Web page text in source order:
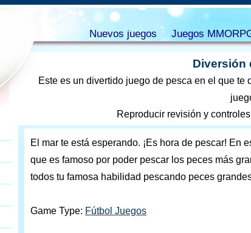
Diversión
Este es un divertido juego de pesca en el que
Reproducir revisión y
El mar te está esperando. ¡Es hora de pescar! En
que es famoso por poder pescar los peces más
todos tu famosa habilidad pescando peces
Game Type: Fútbol Juegos
Nuevos juegos Juegos